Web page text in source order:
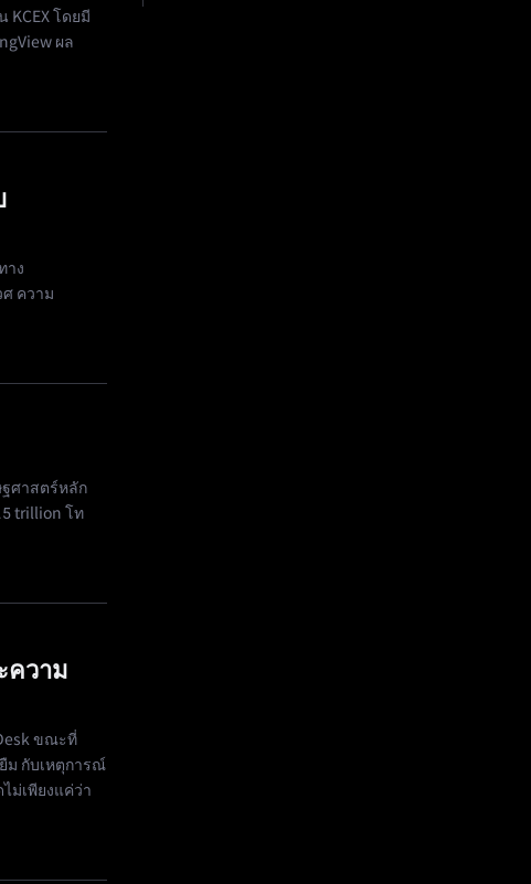
KCEX โดยมี
ผล
าง
ความ
ฐศาสตร์หลัก
trillion โท
ความ
ขณะที่
ม กับเหตุการณ์
ม่เพียงแค่ว่า